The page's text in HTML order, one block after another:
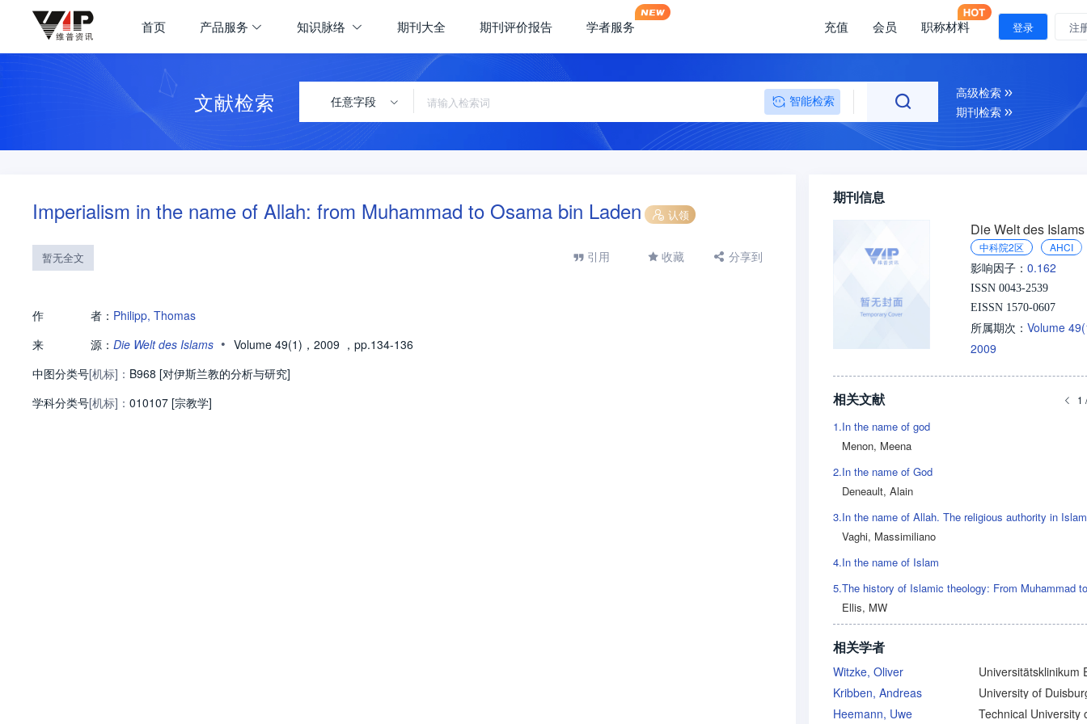
首页 产品服务 知识脉络 期刊大全 期刊评价报告 学者服务 充值 会员 职称材料 登录 注
文献检索 任意字段 智能检索
高级检索
期刊检索
Imperialism in the name of Allah: from Muhammad to Osama bin Laden 认领
暂无全文 引用 收藏 分享到
作 者： Philipp, Thomas
来
源： Die Welt des Islams • Volume 49(1)，2009 ，pp.134-136
中图分类号[机标]： B968 [对伊斯兰教的分析与研究]
学科分类号[机标]： 010107 [宗教学]
期刊信息
Die Welt des Islams
中科院2区 AHCI
影响因子： 0.162
ISSN 0043-2539
EISSN 1570-0607
所属期次： Volume
2009
相关文献 1
1.In the name of god
Menon, Meena
2.In the name of God
Deneault, Alain
3.In the name of Allah. The religious authority in Islam
Vaghi, Massimiliano
4.In the name of Islam
5.
Ellis, MW
相关学者
Witzke, Oliver
Kribben, Andreas
Heemann, Uwe